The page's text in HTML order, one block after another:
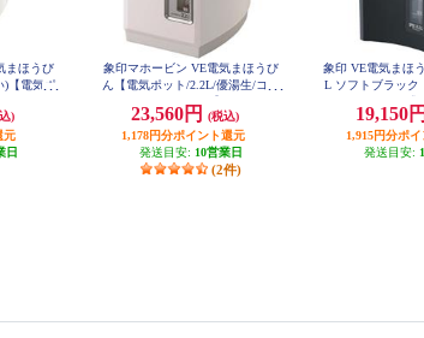
まほうび
)【電気ポ
ト】 CV-
)
元
日
象印マホービン VE電気まほうび
ん【電気ポット/2.2L/優湯生/コー
WA
23,560円
(税込)
1,178円分ポイント還元
発送目安: 10営業日
(2件)
象印 VE電気まほ
L ソフトブラック
M
19,150円
1,915円分ポ
発送目安: